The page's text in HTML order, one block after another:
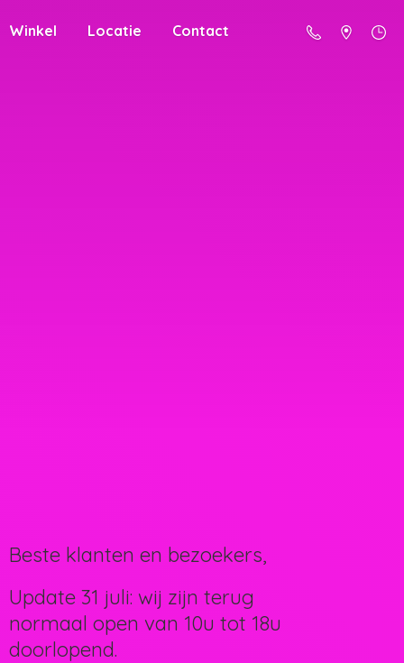
Winkel Locatie Contact
Beste klanten en bezoekers,
Update 31 juli: wij zijn terug
normaal open van 10u tot 18u
doorlopend.